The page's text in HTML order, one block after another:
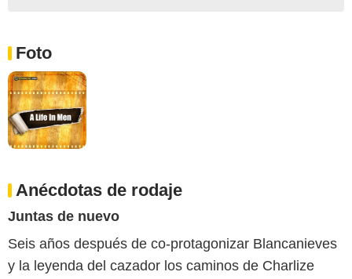
Foto
Anécdotas de rodaje
Juntas de nuevo
Seis años después de co-protagonizar Blancanieves
y la leyenda del cazador los caminos de Charlize